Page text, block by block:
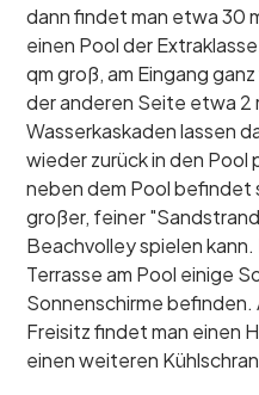
dann findet man etwa 30
einen Pool der
qm groß, am Eingang
der anderen Seite etwa 2
Wasserkaskaden lassen
wieder zurück in den Pool
neben dem Pool befindet
großer, feiner
Beachvolley spielen kann.
Terrasse am Pool einige
Sonnenschirme
Freisitz findet man einen
einen weiteren